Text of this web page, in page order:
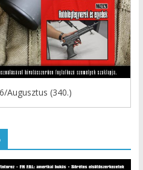
Augusztus (340.)